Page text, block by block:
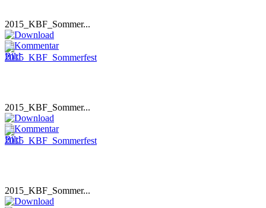
2015_KBF_Sommer...
2015_KBF_Sommer...
2015_KBF_Sommer...